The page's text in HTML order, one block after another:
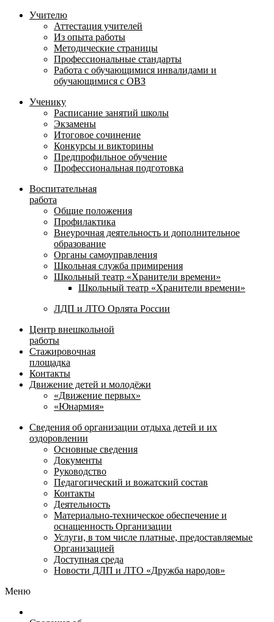
Учителю
Аттестация учителей
Из опыта работы
Методические страницы
Профессиональные стандарты
Работа с обучающимися инвалидами и
обучающимися с ОВЗ
Ученику
Расписание занятий школы
Экзамены
Итоговое сочинение
Конкурсы и викторины
Предпрофильное обучение
Профессиональная подготовка
Воспитательная
работа
Общие положения
Профилактика
Внеурочная деятельность и дополнительное
образование
Органы самоуправления
Школьная служба примирения
Школьный театр «Хранители времени»
Школьный театр «Хранители времени»
ЛДП и ЛТО Орлята России
Центр внешкольной
работы
Стажировочная
площадка
Контакты
Движение детей и молодёжи
«Движение первых»
«Юнармия»
Сведения об организации отдыха детей и их
оздоровлении
Основные сведения
Документы
Руководство
Педагогический и вожатский состав
Контакты
Деятельность
Материально-техническое обеспечение и
оснащенность Организации
Услуги, в том числе платные, предоставляемые
Организацией
Доступная среда
Новости ДЛП и ЛТО «Дружба народов»
Меню